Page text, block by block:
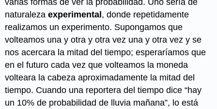
naturalezaexperimental, donde repetidamente
realizamos un experimento. Supongamos que
volteamos una y otra y otra vez una y otra vez y se
nos acercara la mitad del tiempo; esperaríamos que
en el futuro cada vez que volteamos la moneda
volteara la cabeza aproximadamente la mitad del
tiempo. Cuando una reportera del tiempo dice “hay
un 10% de probabilidad de lluvia mañana”, lo está